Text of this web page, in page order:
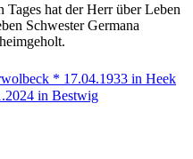
hat der Herr über Leben
Schwester Germana